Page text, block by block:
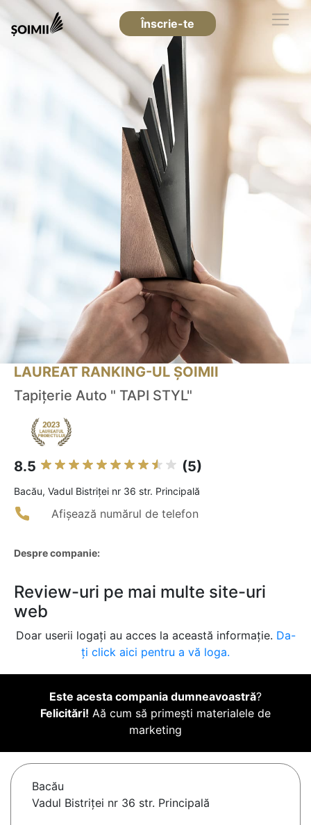
Înscrie-te
LAUREAT RANKING-UL ȘOIMII
Tapițerie Auto " TAPI STYL"
8.5 (5)
Bacău, Vadul Bistriței nr 36 str. Principală
Afișează numărul de telefon
Despre companie:
Review-uri pe mai multe site-uri
web
Doar userii logați au acces la această informație. Da-
ți click aici pentru a vă loga.
Este acesta compania dumneavoastră?
Felicitări! Aă cum să primești materialele de
marketing
Bacău
Vadul Bistriței nr 36 str. Principală